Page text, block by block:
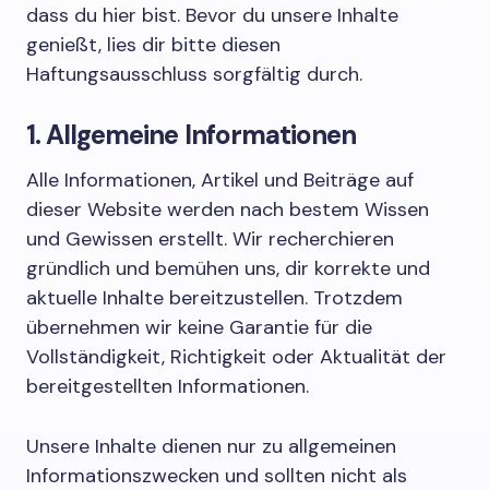
dass du hier bist. Bevor du unsere Inhalte
genießt, lies dir bitte diesen
Haftungsausschluss sorgfältig durch.
1. Allgemeine Informationen
Alle Informationen, Artikel und Beiträge auf
dieser Website werden nach bestem Wissen
und Gewissen erstellt. Wir recherchieren
gründlich und bemühen uns, dir korrekte und
aktuelle Inhalte bereitzustellen. Trotzdem
übernehmen wir keine Garantie für die
Vollständigkeit, Richtigkeit oder Aktualität der
bereitgestellten Informationen.
Unsere Inhalte dienen nur zu allgemeinen
Informationszwecken und sollten nicht als